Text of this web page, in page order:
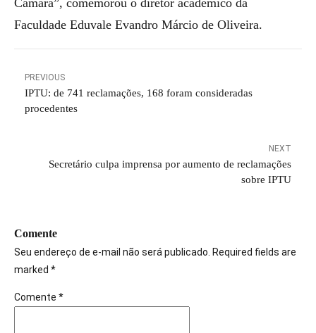
Câmara”, comemorou o diretor acadêmico da
Faculdade Eduvale Evandro Márcio de Oliveira.
PREVIOUS
IPTU: de 741 reclamações, 168 foram consideradas
procedentes
NEXT
Secretário culpa imprensa por aumento de reclamações
sobre IPTU
Comente
Seu endereço de e-mail não será publicado. Required fields are
marked *
Comente *